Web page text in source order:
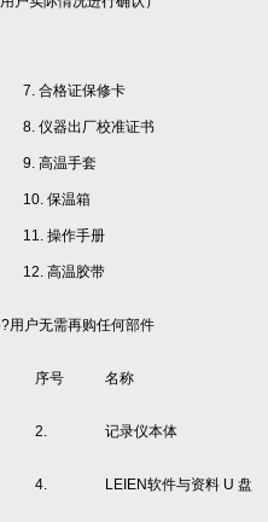
7. 合格证保修卡
8. 仪器出厂校准证书
9. 高温手套
10. 保温箱
11. 操作手册
12. 高温胶带
用户无需再购任何部件
序号 名称
2. 记录仪本体
4. LEIEN软件与资料 U 盘